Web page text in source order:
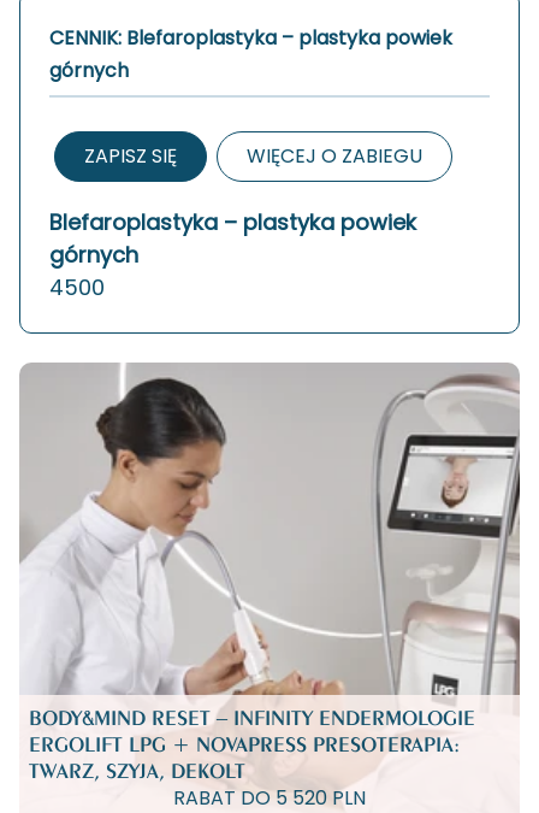
CENNIK: Blefaroplastyka – plastyka powiek
górnych
ZAPISZ SIĘ WIĘCEJ O ZABIEGU
Blefaroplastyka – plastyka powiek
górnych
4500
BODY&MIND RESET – INFINITY ENDERMOLOGIE
ERGOLIFT LPG + NOVAPRESS PRESOTERAPIA:
TWARZ, SZYJA, DEKOLT
RABAT DO 5 520 PLN